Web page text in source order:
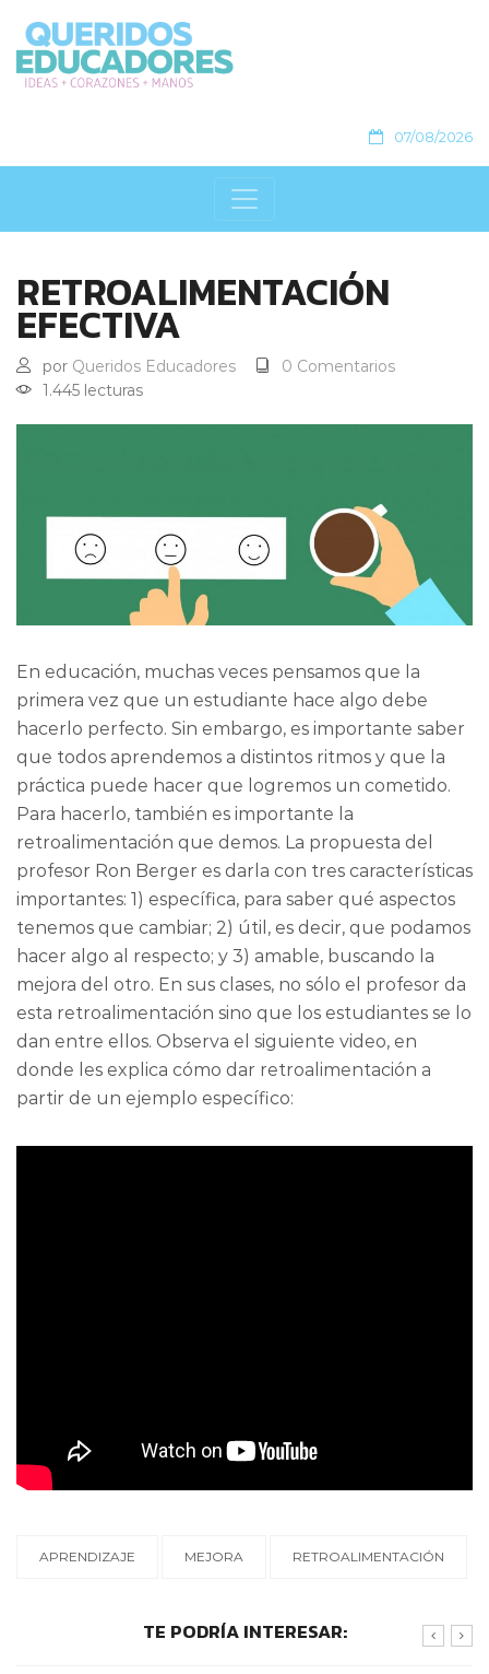
07/08/2026
RETROALIMENTACIÓN
EFECTIVA
por Queridos Educadores
0 Comentarios
1.445 lecturas
En educación, muchas veces pensamos que la
primera vez que un estudiante hace algo debe
hacerlo perfecto. Sin embargo, es importante saber
que todos aprendemos a distintos ritmos y que la
práctica puede hacer que logremos un cometido.
Para hacerlo, también es importante la
retroalimentación que demos. La propuesta del
profesor Ron Berger es darla con tres características
importantes: 1) específica, para saber qué aspectos
tenemos que cambiar; 2) útil, es decir, que podamos
hacer algo al respecto; y 3) amable, buscando la
mejora del otro. En sus clases, no sólo el profesor da
esta retroalimentación sino que los estudiantes se lo
dan entre ellos. Observa el siguiente video, en
donde les explica cómo dar retroalimentación a
partir de un ejemplo específico:
APRENDIZAJE MEJORA RETROALIMENTACIÓN
TE PODRÍA INTERESAR: